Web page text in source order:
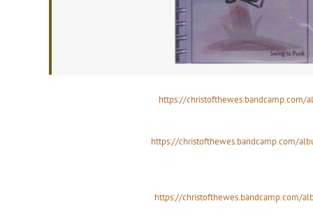
https://christofthewes.bandcamp.com/
https://christofthewes.bandcamp.com/
https://christofthewes.bandcamp.com/